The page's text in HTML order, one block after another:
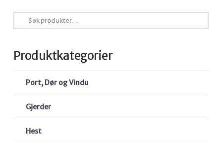
etter:
Produktkategorier
Port, Dør og Vindu
Gjerder
Hest